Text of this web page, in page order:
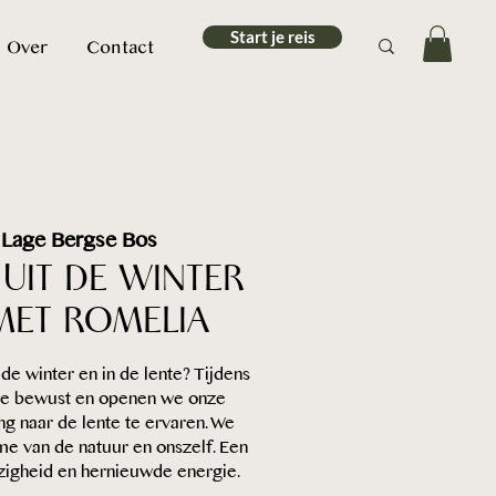
Over Contact Start je reis
Lage Bergse Bos
DE WINTER
ROMELIA
winter en in de lente? Tijdens
bewust en openen we onze
naar de lente te ervaren. We
van de natuur en onszelf. Een
en hernieuwde energie.